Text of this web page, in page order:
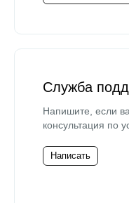
Служба
Напишите, если
консультация по
Написать